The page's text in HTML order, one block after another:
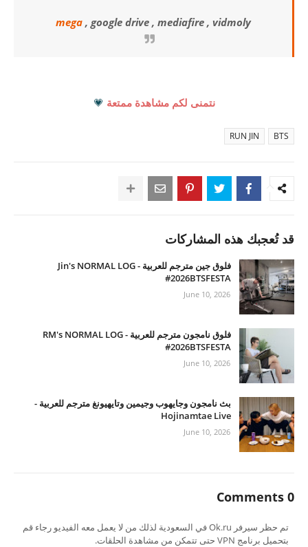
mega, google drive , mediafire , vidmoly
نتمنى لكم مشاهدة ممتعة 💗
BTS
RUN JIN
قد تُعجبك هذه المشاركات
فلوق جين مترجم للعربية - Jin's NORMAL LOG
#2026BTSFESTA
June 10, 2026
فلوق نامجون مترجم للعربية - RM's NORMAL LOG
#2026BTSFESTA
June 10, 2026
بث نامجون وجايهوب وجيمين وتايهيونغ مترجم للعربية -
Hojinamtae Live
June 10, 2026
0 Comments
تم حظر سيرفر Ok.ru في السعودية لذلك من لا يعمل معه الفيديو رجاء قم
بتحميل برنامج VPN حتى تتمكن من مشاهدة الحلقات.